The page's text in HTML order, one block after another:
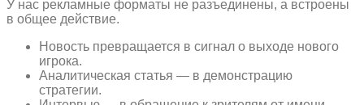
У нас рекламные форматы не разъединены, а встроены
в общее действие.
Новость превращается в сигнал о выходе нового
игрока.
Аналитическая статья — в демонстрацию
стратегии.